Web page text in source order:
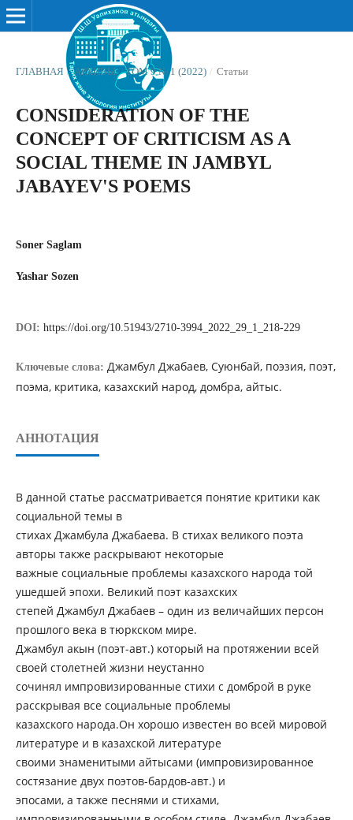
ГЛАВНАЯ / АРХИВЫ / ТОМ 9 № 1 (2022) / Статьи
CONSIDERATION OF THE
CONCEPT OF CRITICISM AS A
SOCIAL THEME IN JAMBYL
JABAYEV'S POEMS
Soner Saglam
Yashar Sozen
DOI: https://doi.org/10.51943/2710-3994_2022_29_1_218-229
Ключевые слова: Джамбул Джабаев, Суюнбай, поэзия, поэт,
поэма, критика, казахский народ, домбра, айтыс.
АННОТАЦИЯ
В данной статье рассматривается понятие критики как
социальной темы в
стихах Джамбула Джабаева. В стихах великого поэта
авторы также раскрывают некоторые
важные социальные проблемы казахского народа той
ушедшей эпохи. Великий поэт казахских
степей Джамбул Джабаев – один из величайших персон
прошлого века в тюркском мире.
Джамбул акын (поэт-авт.) который на протяжении всей
своей столетней жизни неустанно
сочинял импровизированные стихи с домброй в руке
расскрывая все социальные проблемы
казахского народа.Он хорошо известен во всей мировой
литературе и в казахской литературе
своими знаменитыми айтысами (импровизированное
состязание двух поэтов-бардов-авт.) и
эпосами, а также песнями и стихами,